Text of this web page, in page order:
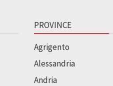
PROVINCE
Agrigento
Alessandria
Andria